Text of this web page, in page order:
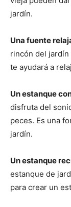
jardín.
Una fuente
rincón del jardín
te ayudará a
Un estanque
disfruta del
peces. Es una
jardín.
Un estanque
estanque de
para crear un